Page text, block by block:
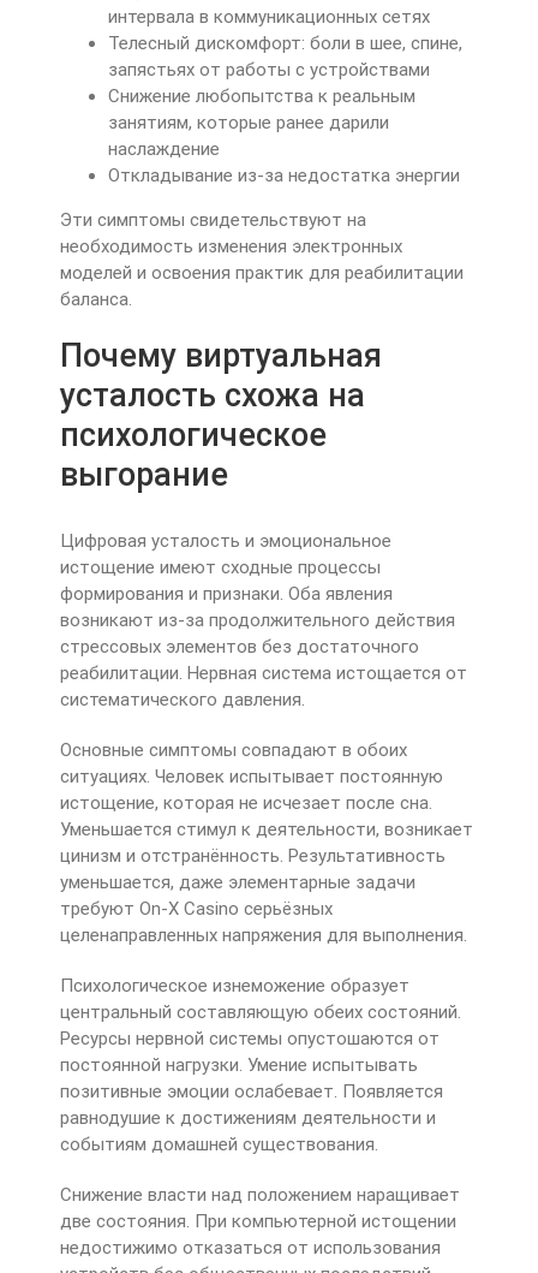
интервала в коммуникационных сетях
Телесный дискомфорт: боли в шее, спине,
запястьях от работы с устройствами
Снижение любопытства к реальным
занятиям, которые ранее дарили
наслаждение
Откладывание из-за недостатка энергии
Эти симптомы свидетельствуют на
необходимость изменения электронных
моделей и освоения практик для реабилитации
баланса.
Почему виртуальная
усталость схожа на
психологическое
выгорание
Цифровая усталость и эмоциональное
истощение имеют сходные процессы
формирования и признаки. Оба явления
возникают из-за продолжительного действия
стрессовых элементов без достаточного
реабилитации. Нервная система истощается от
систематического давления.
Основные симптомы совпадают в обоих
ситуациях. Человек испытывает постоянную
истощение, которая не исчезает после сна.
Уменьшается стимул к деятельности, возникает
цинизм и отстранённость. Результативность
уменьшается, даже элементарные задачи
требуют On-X Casino серьёзных
целенаправленных напряжения для выполнения.
Психологическое изнеможение образует
центральный составляющую обеих состояний.
Ресурсы нервной системы опустошаются от
постоянной нагрузки. Умение испытывать
позитивные эмоции ослабевает. Появляется
равнодушие к достижениям деятельности и
событиям домашней существования.
Снижение власти над положением наращивает
две состояния. При компьютерной истощении
недостижимо отказаться от использования